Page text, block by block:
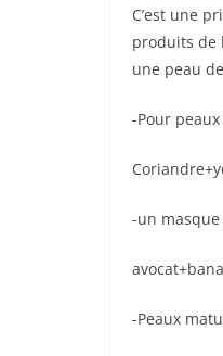
C’est une
produits de
une peau
-Pour
-un
-Peaux